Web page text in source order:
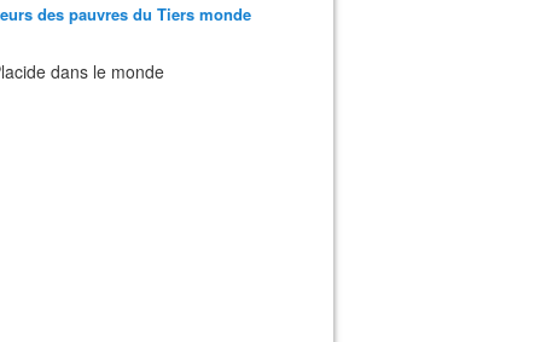
des pauvres du Tiers monde
dans le monde